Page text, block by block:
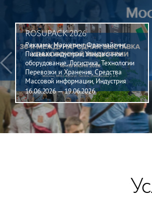
ROSUPACK 2026
Реклама, Маркетинг, Франчайзинг,
Пищевая индустрия, Упаковочное
оборудование, Логистика, Технологии
Перевозки и Хранения, Средства
Массовой информации, Индустрия
Печати
16.06.2026 — 19.06.2026